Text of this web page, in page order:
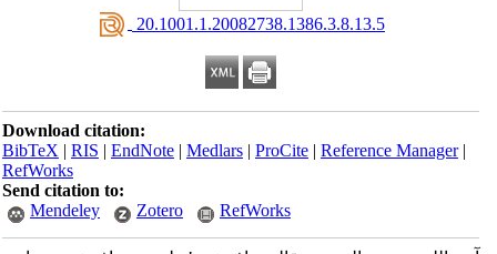
‎ 20.1001.1.20082738.1386.3.8.13.5
Download citation:
BibTeX|RIS|EndNote|Medlars|ProCite|Reference Manager
RefWorks
Send citation to:
Mendeley
Zotero RefWorks